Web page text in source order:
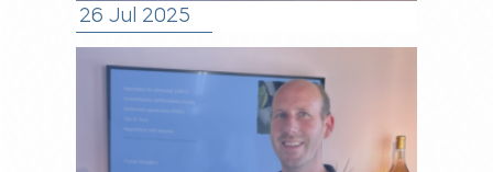
26 Jul 2025